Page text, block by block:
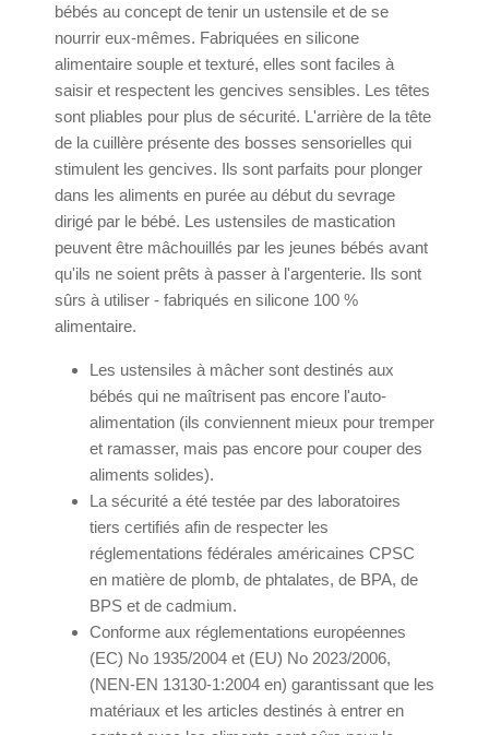
bébés au concept de tenir un ustensile et de se
nourrir eux-mêmes. Fabriquées en silicone
alimentaire souple et texturé, elles sont faciles à
saisir et respectent les gencives sensibles. Les têtes
sont pliables pour plus de sécurité. L'arrière de la tête
de la cuillère présente des bosses sensorielles qui
stimulent les gencives. Ils sont parfaits pour plonger
dans les aliments en purée au début du sevrage
dirigé par le bébé. Les ustensiles de mastication
peuvent être mâchouillés par les jeunes bébés avant
qu'ils ne soient prêts à passer à l'argenterie. Ils sont
sûrs à utiliser - fabriqués en silicone 100 %
alimentaire.
Les ustensiles à mâcher sont destinés aux
bébés qui ne maîtrisent pas encore l'auto-
alimentation (ils conviennent mieux pour tremper
et ramasser, mais pas encore pour couper des
aliments solides).
La sécurité a été testée par des laboratoires
tiers certifiés afin de respecter les
réglementations fédérales américaines CPSC
en matière de plomb, de phtalates, de BPA, de
BPS et de cadmium.
Conforme aux réglementations européennes
(EC) No 1935/2004 et (EU) No 2023/2006,
(NEN-EN 13130-1:2004 en) garantissant que les
matériaux et les articles destinés à entrer en